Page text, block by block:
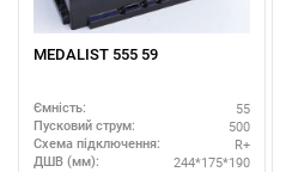
MEDALIST 555 59
Ємність: 55
Пусковий струм: 500
Схема підключення: R+
ДШВ (мм): 244*175*190